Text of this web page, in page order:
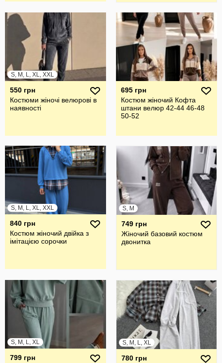
S, M, L, XL, XXL
550 грн
Костюми жіночі велюрові в
наявності
695 грн
Костюм жіночий Кофта
штани велюр 42-44 46-48
50-52
S, M, L, XL, XXL
840 грн
Костюм жіночий двійка з
імітацією сорочки
S, M
749 грн
Жіночий базовий костюм
двонитка
S, M, L, XL
799 грн
S, M, L, XL
780 грн